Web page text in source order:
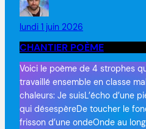
lundi 1 juin 2026
CHANTIER POÈME
Voici le poème de 4 strophes
travaillé ensemble en classe
chaleurs: Je suisL’écho d’une
qui désespèreDe toucher le
frisson d’une ondeOnde au